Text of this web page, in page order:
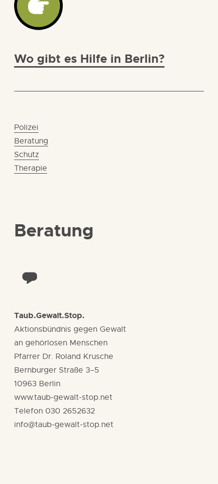
Wo gibt es Hilfe in Berlin?
Polizei
Beratung
Schutz
Therapie
Beratung
Taub.Gewalt.Stop.
Aktionsbündnis gegen Gewalt
an gehörlosen Menschen
Pfarrer Dr. Roland Krusche
Bernburger Straße 3–5
10963 Berlin
www.taub-gewalt-stop.net
Telefon 030 2652632
info@taub-gewalt-stop.net